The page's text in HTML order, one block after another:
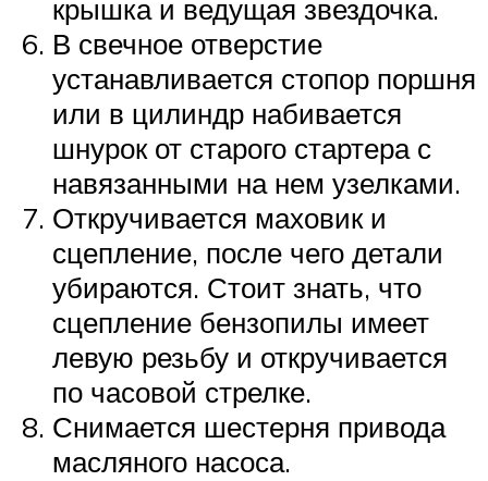
крышка и ведущая звездочка.
В свечное отверстие
устанавливается стопор поршня
или в цилиндр набивается
шнурок от старого стартера с
навязанными на нем узелками.
Откручивается маховик и
сцепление, после чего детали
убираются. Стоит знать, что
сцепление бензопилы имеет
левую резьбу и откручивается
по часовой стрелке.
Снимается шестерня привода
масляного насоса.